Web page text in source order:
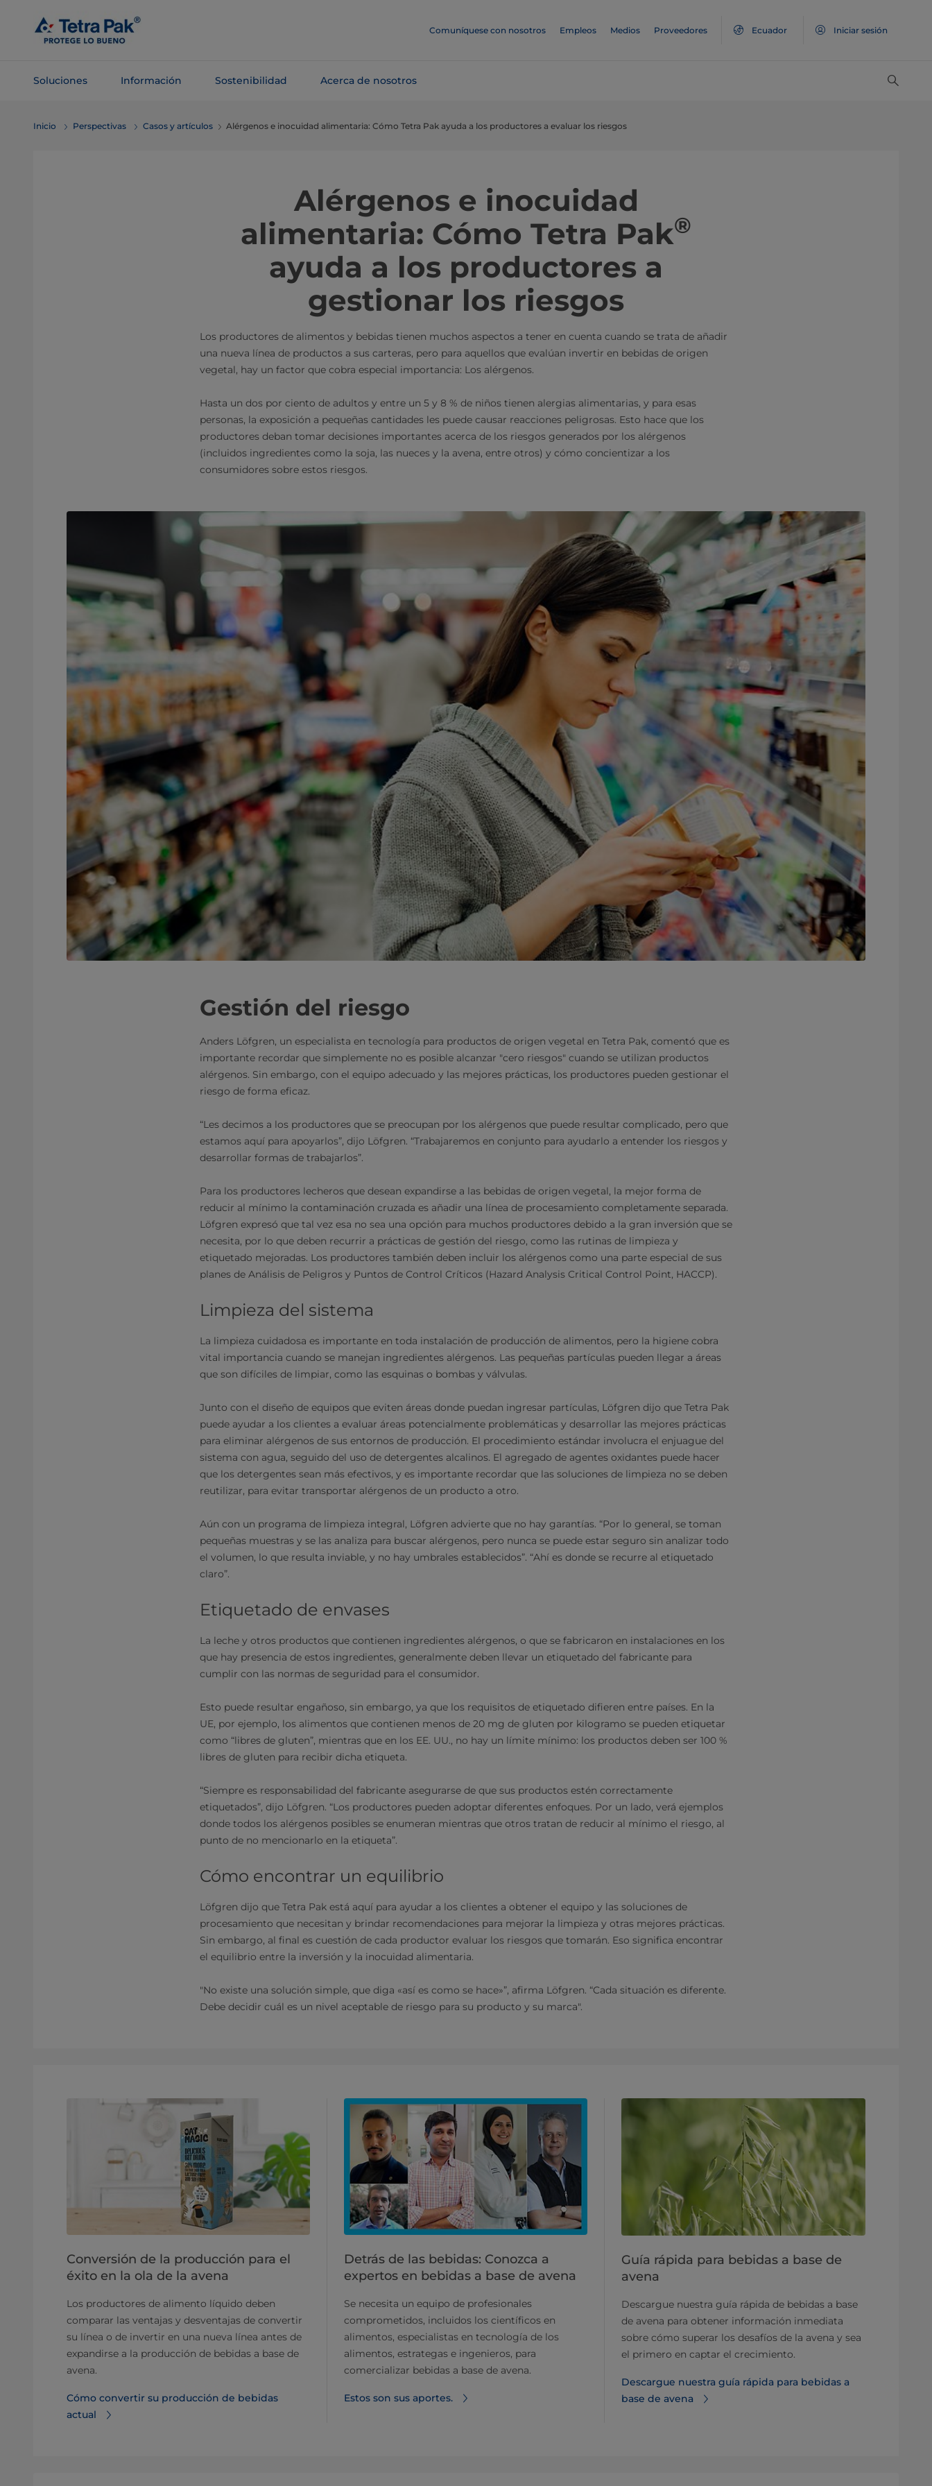
contenido
principal
Comuníquese con nosotros Empleos Medios Proveedores Ecuador Iniciar sesión
Soluciones Información Sostenibilidad Acerca de nosotros
navegación
Inicio Perspectivas Casos y artículos Alérgenos e inocuidad alimentaria: Cómo Tetra Pak ayuda a los productores a evaluar los riesgos
Alérgenos e inocuidad
alimentaria: Cómo Tetra Pak®
ayuda a los productores a
gestionar los riesgos
Los productores de alimentos y bebidas tienen muchos aspectos a tener en cuenta cuando se trata de añadir
una nueva línea de productos a sus carteras, pero para aquellos que evalúan invertir en bebidas de origen
vegetal, hay un factor que cobra especial importancia: Los alérgenos.
Hasta un dos por ciento de adultos y entre un 5 y 8 % de niños tienen alergias alimentarias, y para esas
personas, la exposición a pequeñas cantidades les puede causar reacciones peligrosas. Esto hace que los
productores deban tomar decisiones importantes acerca de los riesgos generados por los alérgenos
(incluidos ingredientes como la soja, las nueces y la avena, entre otros) y cómo concientizar a los
consumidores sobre estos riesgos.
Gestión del riesgo
Anders Löfgren, un especialista en tecnología para productos de origen vegetal en Tetra Pak, comentó que es
importante recordar que simplemente no es posible alcanzar "cero riesgos" cuando se utilizan productos
alérgenos. Sin embargo, con el equipo adecuado y las mejores prácticas, los productores pueden gestionar el
riesgo de forma eficaz.
“Les decimos a los productores que se preocupan por los alérgenos que puede resultar complicado, pero que
estamos aquí para apoyarlos”, dijo Löfgren. “Trabajaremos en conjunto para ayudarlo a entender los riesgos y
desarrollar formas de trabajarlos”.
Para los productores lecheros que desean expandirse a las bebidas de origen vegetal, la mejor forma de
reducir al mínimo la contaminación cruzada es añadir una línea de procesamiento completamente separada.
Löfgren expresó que tal vez esa no sea una opción para muchos productores debido a la gran inversión que se
necesita, por lo que deben recurrir a prácticas de gestión del riesgo, como las rutinas de limpieza y
etiquetado mejoradas. Los productores también deben incluir los alérgenos como una parte especial de sus
planes de Análisis de Peligros y Puntos de Control Críticos (Hazard Analysis Critical Control Point, HACCP).
Limpieza del sistema
La limpieza cuidadosa es importante en toda instalación de producción de alimentos, pero la higiene cobra
vital importancia cuando se manejan ingredientes alérgenos. Las pequeñas partículas pueden llegar a áreas
que son difíciles de limpiar, como las esquinas o bombas y válvulas.
Junto con el diseño de equipos que eviten áreas donde puedan ingresar partículas, Löfgren dijo que Tetra Pak
puede ayudar a los clientes a evaluar áreas potencialmente problemáticas y desarrollar las mejores prácticas
para eliminar alérgenos de sus entornos de producción. El procedimiento estándar involucra el enjuague del
sistema con agua, seguido del uso de detergentes alcalinos. El agregado de agentes oxidantes puede hacer
que los detergentes sean más efectivos, y es importante recordar que las soluciones de limpieza no se deben
reutilizar, para evitar transportar alérgenos de un producto a otro.
Aún con un programa de limpieza integral, Löfgren advierte que no hay garantías. “Por lo general, se toman
pequeñas muestras y se las analiza para buscar alérgenos, pero nunca se puede estar seguro sin analizar todo
el volumen, lo que resulta inviable, y no hay umbrales establecidos”. “Ahí es donde se recurre al etiquetado
claro”.
Etiquetado de envases
La leche y otros productos que contienen ingredientes alérgenos, o que se fabricaron en instalaciones en los
que hay presencia de estos ingredientes, generalmente deben llevar un etiquetado del fabricante para
cumplir con las normas de seguridad para el consumidor.
Esto puede resultar engañoso, sin embargo, ya que los requisitos de etiquetado difieren entre países. En la
UE, por ejemplo, los alimentos que contienen menos de 20 mg de gluten por kilogramo se pueden etiquetar
como “libres de gluten”, mientras que en los EE. UU., no hay un límite mínimo: los productos deben ser 100 %
libres de gluten para recibir dicha etiqueta.
“Siempre es responsabilidad del fabricante asegurarse de que sus productos estén correctamente
etiquetados”, dijo Löfgren. “Los productores pueden adoptar diferentes enfoques. Por un lado, verá ejemplos
donde todos los alérgenos posibles se enumeran mientras que otros tratan de reducir al mínimo el riesgo, al
punto de no mencionarlo en la etiqueta”.
Cómo encontrar un equilibrio
Löfgren dijo que Tetra Pak está aquí para ayudar a los clientes a obtener el equipo y las soluciones de
procesamiento que necesitan y brindar recomendaciones para mejorar la limpieza y otras mejores prácticas.
Sin embargo, al final es cuestión de cada productor evaluar los riesgos que tomarán. Eso significa encontrar
el equilibrio entre la inversión y la inocuidad alimentaria.
"No existe una solución simple, que diga «así es como se hace»”, afirma Löfgren. “Cada situación es diferente.
Debe decidir cuál es un nivel aceptable de riesgo para su producto y su marca".
Conversión de la producción para el
éxito en la ola de la avena
Los productores de alimento líquido deben
comparar las ventajas y desventajas de convertir
su línea o de invertir en una nueva línea antes de
expandirse a la producción de bebidas a base de
avena.
Cómo convertir su producción de bebidas
actual
Detrás de las bebidas: Conozca a
expertos en bebidas a base de avena
Se necesita un equipo de profesionales
comprometidos, incluidos los científicos en
alimentos, especialistas en tecnología de los
alimentos, estrategas e ingenieros, para
comercializar bebidas a base de avena.
Estos son sus aportes.
Guía rápida para bebidas a base de
avena
Descargue nuestra guía rápida de bebidas a base
de avena para obtener información inmediata
sobre cómo superar los desafíos de la avena y sea
el primero en captar el crecimiento.
Descargue nuestra guía rápida para bebidas a
base de avena